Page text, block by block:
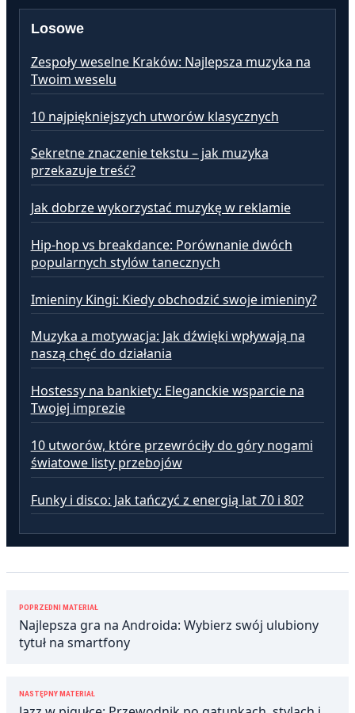
Losowe
Zespoły weselne Kraków: Najlepsza muzyka na
Twoim weselu
10 najpiękniejszych utworów klasycznych
Sekretne znaczenie tekstu – jak muzyka
przekazuje treść?
Jak dobrze wykorzystać muzykę w reklamie
Hip-hop vs breakdance: Porównanie dwóch
popularnych stylów tanecznych
Imieniny Kingi: Kiedy obchodzić swoje imieniny?
Muzyka a motywacja: Jak dźwięki wpływają na
naszą chęć do działania
Hostessy na bankiety: Eleganckie wsparcie na
Twojej imprezie
10 utworów, które przewróciły do góry nogami
światowe listy przebojów
Funky i disco: Jak tańczyć z energią lat 70 i 80?
Nawigacja
wpisu
POPRZEDNI MATERIAŁ
Najlepsza gra na Androida: Wybierz swój ulubiony
tytuł na smartfony
NASTĘPNY MATERIAŁ